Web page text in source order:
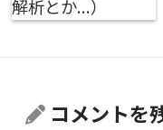
コメントを